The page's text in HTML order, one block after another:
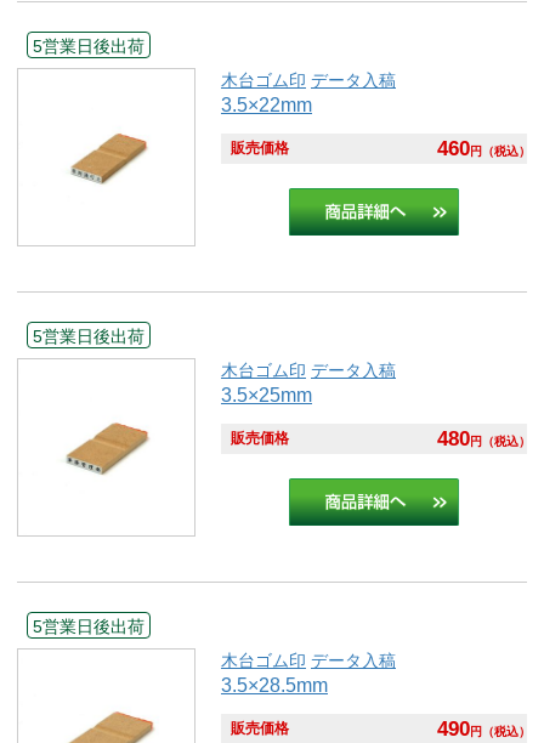
5営業日後出荷
木台ゴム印 データ入稿
3.5×22mm
販売価格 460円 （税込）
5営業日後出荷
木台ゴム印 データ入稿
3.5×25mm
販売価格 480円 （税込）
5営業日後出荷
木台ゴム印 データ入稿
3.5×28.5mm
販売価格 490円 （税込）